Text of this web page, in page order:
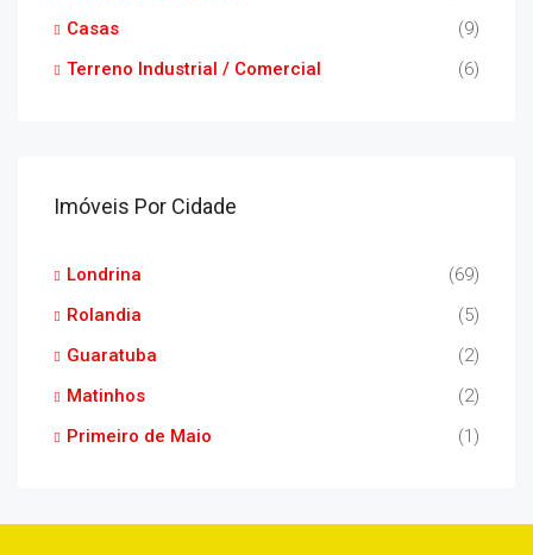
Casas
(9)
Terreno Industrial / Comercial
(6)
Imóveis Por Cidade
Londrina
(69)
Rolandia
(5)
Guaratuba
(2)
Matinhos
(2)
Primeiro de Maio
(1)